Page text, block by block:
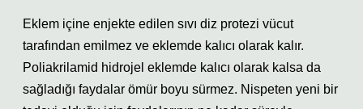
Eklem içine enjekte edilen sıvı diz protezi vücut
tarafından emilmez ve eklemde kalıcı olarak kalır.
Poliakrilamid hidrojel eklemde kalıcı olarak kalsa da
sağladığı faydalar ömür boyu sürmez. Nispeten yeni bir